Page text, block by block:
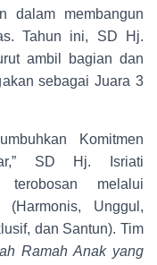
dalam membangun
Tahun ini, SD Hj.
ambil bagian dan
sebagai Juara 3
Komitmen
SD Hj. Isriati
terobosan melalui
Unggul,
dan Santun). Tim
Ramah Anak yang